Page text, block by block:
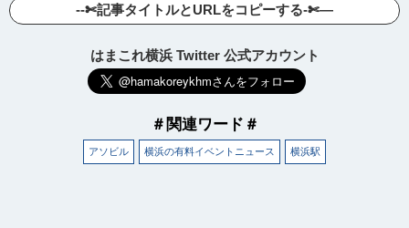
--✄記事タイトルとURLをコピーする-✄—
はまこれ横浜 Twitter 公式アカウント
＃関連ワード＃
アソビル 横浜の有料イベントニュース 横浜駅